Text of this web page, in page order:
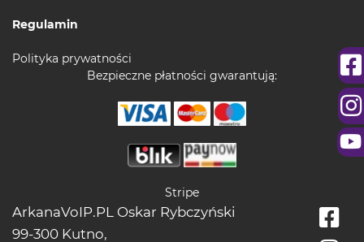
Regulamin
Polityka prywatności
Bezpieczne płatności gwarantują:
Stripe
ArkanaVoIP.PL Oskar Rybczyński
99-300 Kutno,